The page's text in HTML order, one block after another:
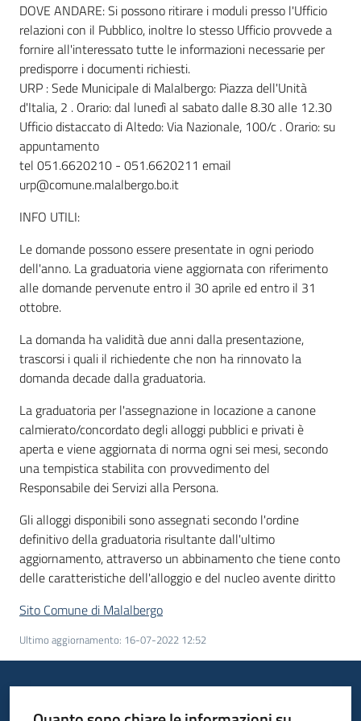
DOVE ANDARE: Si possono ritirare i moduli presso l'Ufficio
relazioni con il Pubblico, inoltre lo stesso Ufficio provvede a
fornire all'interessato tutte le informazioni necessarie per
predisporre i documenti richiesti.
URP : Sede Municipale di Malalbergo: Piazza dell'Unità
d'Italia, 2 . Orario: dal lunedì al sabato dalle 8.30 alle 12.30
Ufficio distaccato di Altedo: Via Nazionale, 100/c . Orario: su
appuntamento
tel 051.6620210 - 051.6620211 email
urp@comune.malalbergo.bo.it
INFO UTILI:
Le domande possono essere presentate in ogni periodo
dell'anno. La graduatoria viene aggiornata con riferimento
alle domande pervenute entro il 30 aprile ed entro il 31
ottobre.
La domanda ha validità due anni dalla presentazione,
trascorsi i quali il richiedente che non ha rinnovato la
domanda decade dalla graduatoria.
La graduatoria per l'assegnazione in locazione a canone
calmierato/concordato degli alloggi pubblici e privati è
aperta e viene aggiornata di norma ogni sei mesi, secondo
una tempistica stabilita con provvedimento del
Responsabile dei Servizi alla Persona.
Gli alloggi disponibili sono assegnati secondo l'ordine
definitivo della graduatoria risultante dall'ultimo
aggiornamento, attraverso un abbinamento che tiene conto
delle caratteristiche dell'alloggio e del nucleo avente diritto
Sito Comune di Malalbergo
Ultimo aggiornamento: 16-07-2022 12:52